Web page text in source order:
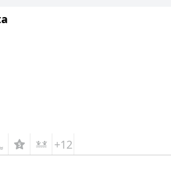
+12